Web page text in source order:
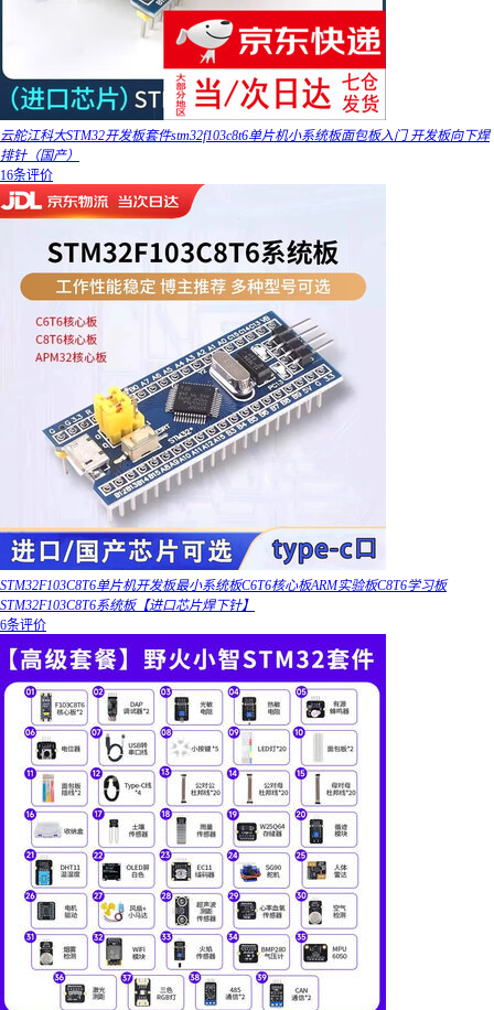
云舵江科大STM32开发板套件stm32f103c8t6单片机小系统板面包板入门 开发板向下焊
排针（国产）
16条评价
STM32F103C8T6单片机开发板最小系统板C6T6核心板ARM实验板C8T6学习板
STM32F103C8T6系统板【进口芯片焊下针】
6条评价